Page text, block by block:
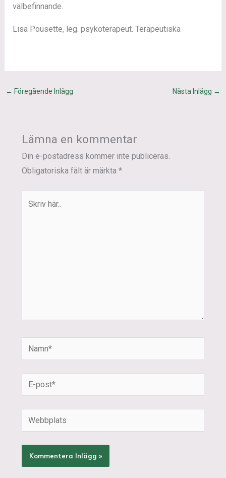
välbefinnande.
Lisa Pousette, leg. psykoterapeut. Terapeutiska
← Föregående Inlägg Nästa Inlägg →
Lämna en kommentar
Din e-postadress kommer inte publiceras.
Obligatoriska fält är märkta *
Namn*
post*
Webbplats